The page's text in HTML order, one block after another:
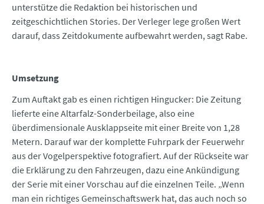
unterstütze die Redaktion bei historischen und
zeitgeschichtlichen Stories. Der Verleger lege großen Wert
darauf, dass Zeitdokumente aufbewahrt werden, sagt Rabe.
Umsetzung
Zum Auftakt gab es einen richtigen Hingucker: Die Zeitung
lieferte eine Altarfalz-Sonderbeilage, also eine
überdimensionale Ausklappseite mit einer Breite von 1,28
Metern. Darauf war der komplette Fuhrpark der Feuerwehr
aus der Vogelperspektive fotografiert. Auf der Rückseite war
die Erklärung zu den Fahrzeugen, dazu eine Ankündigung
der Serie mit einer Vorschau auf die einzelnen Teile. „Wenn
man ein richtiges Gemeinschaftswerk hat, das auch noch so